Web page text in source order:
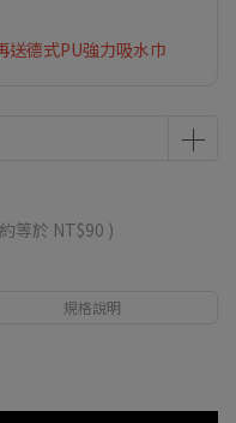
送德式PU強力吸水巾
等於 NT$90 )
規格說明